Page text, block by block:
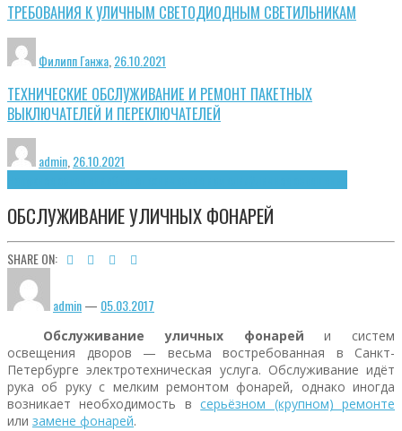
ТРЕБОВАНИЯ К УЛИЧНЫМ СВЕТОДИОДНЫМ СВЕТИЛЬНИКАМ
Филипп Ганжа 26.10.2021
ТЕХНИЧЕСКИЕ ОБСЛУЖИВАНИЕ И РЕМОНТ ПАКЕТНЫХ
ВЫКЛЮЧАТЕЛЕЙ И ПЕРЕКЛЮЧАТЕЛЕЙ
admin,26.10.2021
ОБСЛУЖИВАНИЕ УЛИЧНЫХ ФОНАРЕЙ
SHARE ON:
admin— 05.03.2017
Обслуживание уличных фонарей и систем
освещения дворов — весьма востребованная в Санкт-
Петербурге электротехническая услуга. Обслуживание идёт
рука об руку с мелким ремонтом фонарей, однако иногда
возникает необходимость всерьёзном (крупном) ремонте
или замене фонарей.